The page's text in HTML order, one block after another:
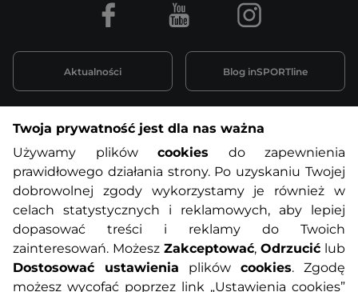
Informacje o zakupach
O nas Regulamin sklepu
Polityka prywatności Koszty przesyłek
Metody płatności Program lojalnościowy
Aktualności Blog inSPORTline
Facebook Youtube Instagram
Twoja prywatność jest dla nas ważna
Używamy plików cookies do zapewnienia
prawidłowego działania strony. Po uzyskaniu Twojej
dobrowolnej zgody wykorzystamy je również w
celach statystycznych i reklamowych, aby lepiej
dopasować treści i reklamy do Twoich
zainteresowań. Możesz Zakceptować, Odrzucić lub
Dostosować ustawienia plików cookies. Zgodę
możesz wycofać poprzez link „Ustawienia cookies”